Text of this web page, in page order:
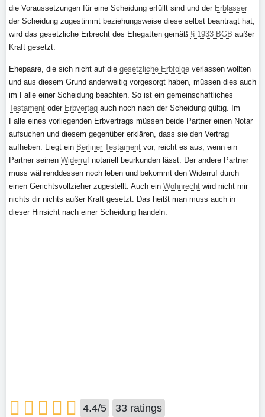
die Voraussetzungen für eine Scheidung erfüllt sind und der Erblasser
der Scheidung zugestimmt beziehungsweise diese selbst beantragt hat,
wird das gesetzliche Erbrecht des Ehegatten gemäß § 1933 BGB außer
Kraft gesetzt.
Ehepaare, die sich nicht auf die gesetzliche Erbfolge verlassen wollten
und aus diesem Grund anderweitig vorgesorgt haben, müssen dies auch
im Falle einer Scheidung beachten. So ist ein gemeinschaftliches
Testament oder Erbvertag auch noch nach der Scheidung gültig. Im
Falle eines vorliegenden Erbvertrags müssen beide Partner einen Notar
aufsuchen und diesem gegenüber erklären, dass sie den Vertrag
aufheben. Liegt ein Berliner Testament vor, reicht es aus, wenn ein
Partner seinen Widerruf notariell beurkunden lässt. Der andere Partner
muss währenddessen noch leben und bekommt den Widerruf durch
einen Gerichtsvollzieher zugestellt. Auch ein Wohnrecht wird nicht mir
nichts dir nichts außer Kraft gesetzt. Das heißt man muss auch in
dieser Hinsicht nach einer Scheidung handeln.
4.4/5 33 ratings